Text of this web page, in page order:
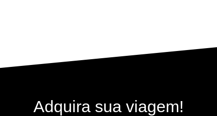
Adquira sua viagem!